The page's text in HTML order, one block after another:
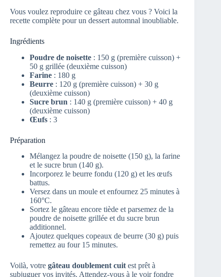
Vous voulez reproduire ce gâteau chez vous ? Voici la
recette complète pour un dessert automnal inoubliable.
Ingrédients
Poudre de noisette : 150 g (première cuisson) +
50 g grillée (deuxième cuisson)
Farine : 180 g
Beurre : 120 g (première cuisson) + 30 g
(deuxième cuisson)
Sucre brun : 140 g (première cuisson) + 40 g
(deuxième cuisson)
Œufs : 3
Préparation
Mélangez la poudre de noisette (150 g), la farine
et le sucre brun (140 g).
Incorporez le beurre fondu (120 g) et les œufs
battus.
Versez dans un moule et enfournez 25 minutes à
160°C.
Sortez le gâteau encore tiède et parsemez de la
poudre de noisette grillée et du sucre brun
additionnel.
Ajoutez quelques copeaux de beurre (30 g) puis
remettez au four 15 minutes.
Voilà, votre gâteau doublement cuit est prêt à
subjuguer vos invités. Attendez-vous à le voir fondre